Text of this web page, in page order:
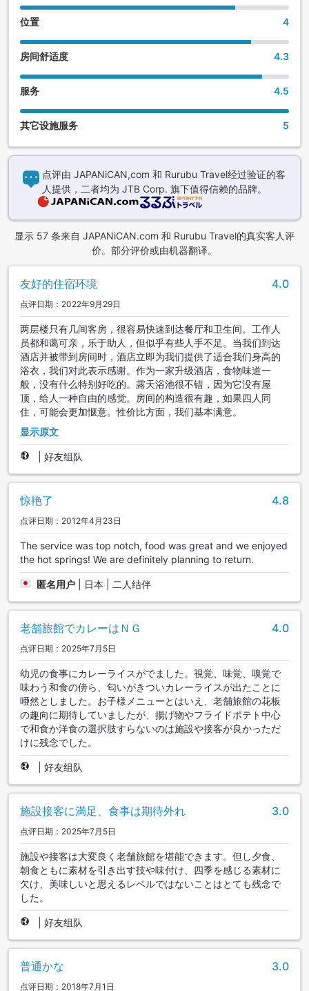
位置 4
房间舒适度 4.3
服务 4.5
其它设施服务 5
点评由 JAPANiCAN,com 和 Rurubu Travel经过验证的客
人提供，二者均为 JTB Corp. 旗下值得信赖的品牌。
显示 57 条来自 JAPANiCAN.com 和 Rurubu Travel的真实客人评
价。部分评价或由机器翻译。
友好的住宿环境 4.0
点评日期：2022年9月29日
两层楼只有几间客房，很容易快速到达餐厅和卫生间。工作人
员都和蔼可亲，乐于助人，但似乎有些人手不足。当我们到达
酒店并被带到房间时，酒店立即为我们提供了适合我们身高的
浴衣，我们对此表示感谢。作为一家升级酒店，食物味道一
般，没有什么特别好吃的。露天浴池很不错，因为它没有屋
顶，给人一种自由的感觉。房间的构造很有趣，如果四人同
住，可能会更加惬意。性价比方面，我们基本满意。
显示原文
好友组队
惊艳了 4.8
点评日期：2012年4月23日
The service was top notch, food was great and we enjoyed
the hot springs! We are definitely planning to return.
匿名用户 日本 | 二人结伴
老舗旅館でカレーはＮＧ 4.0
点评日期：2025年7月5日
幼児の食事にカレーライスがでました。視覚、味覚、嗅覚で
味わう和食の傍ら、匂いがきついカレーライスが出たことに
唖然としました。お子様メニューとはいえ、老舗旅館の花板
の趣向に期待していましたが、揚げ物やフライドポテト中心
で和食か洋食の選択肢すらないのは施設や接客が良かっただ
けに残念でした。
好友组队
施設接客に満足、食事は期待外れ 3.0
点评日期：2025年7月5日
施設や接客は大変良く老舗旅館を堪能できます。但し夕食、
朝食ともに素材を引き出す技や味付け、四季を感じる素材に
欠け、美味しいと思えるレベルではないことはとても残念で
した。
好友组队
普通かな 3.0
点评日期：2018年7月1日